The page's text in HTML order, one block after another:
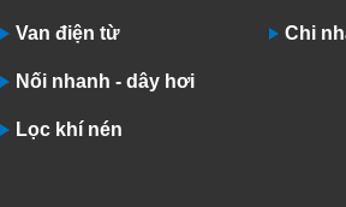
Van điện từ
Nối nhanh - dây hơi
Lọc khí nén
Chi